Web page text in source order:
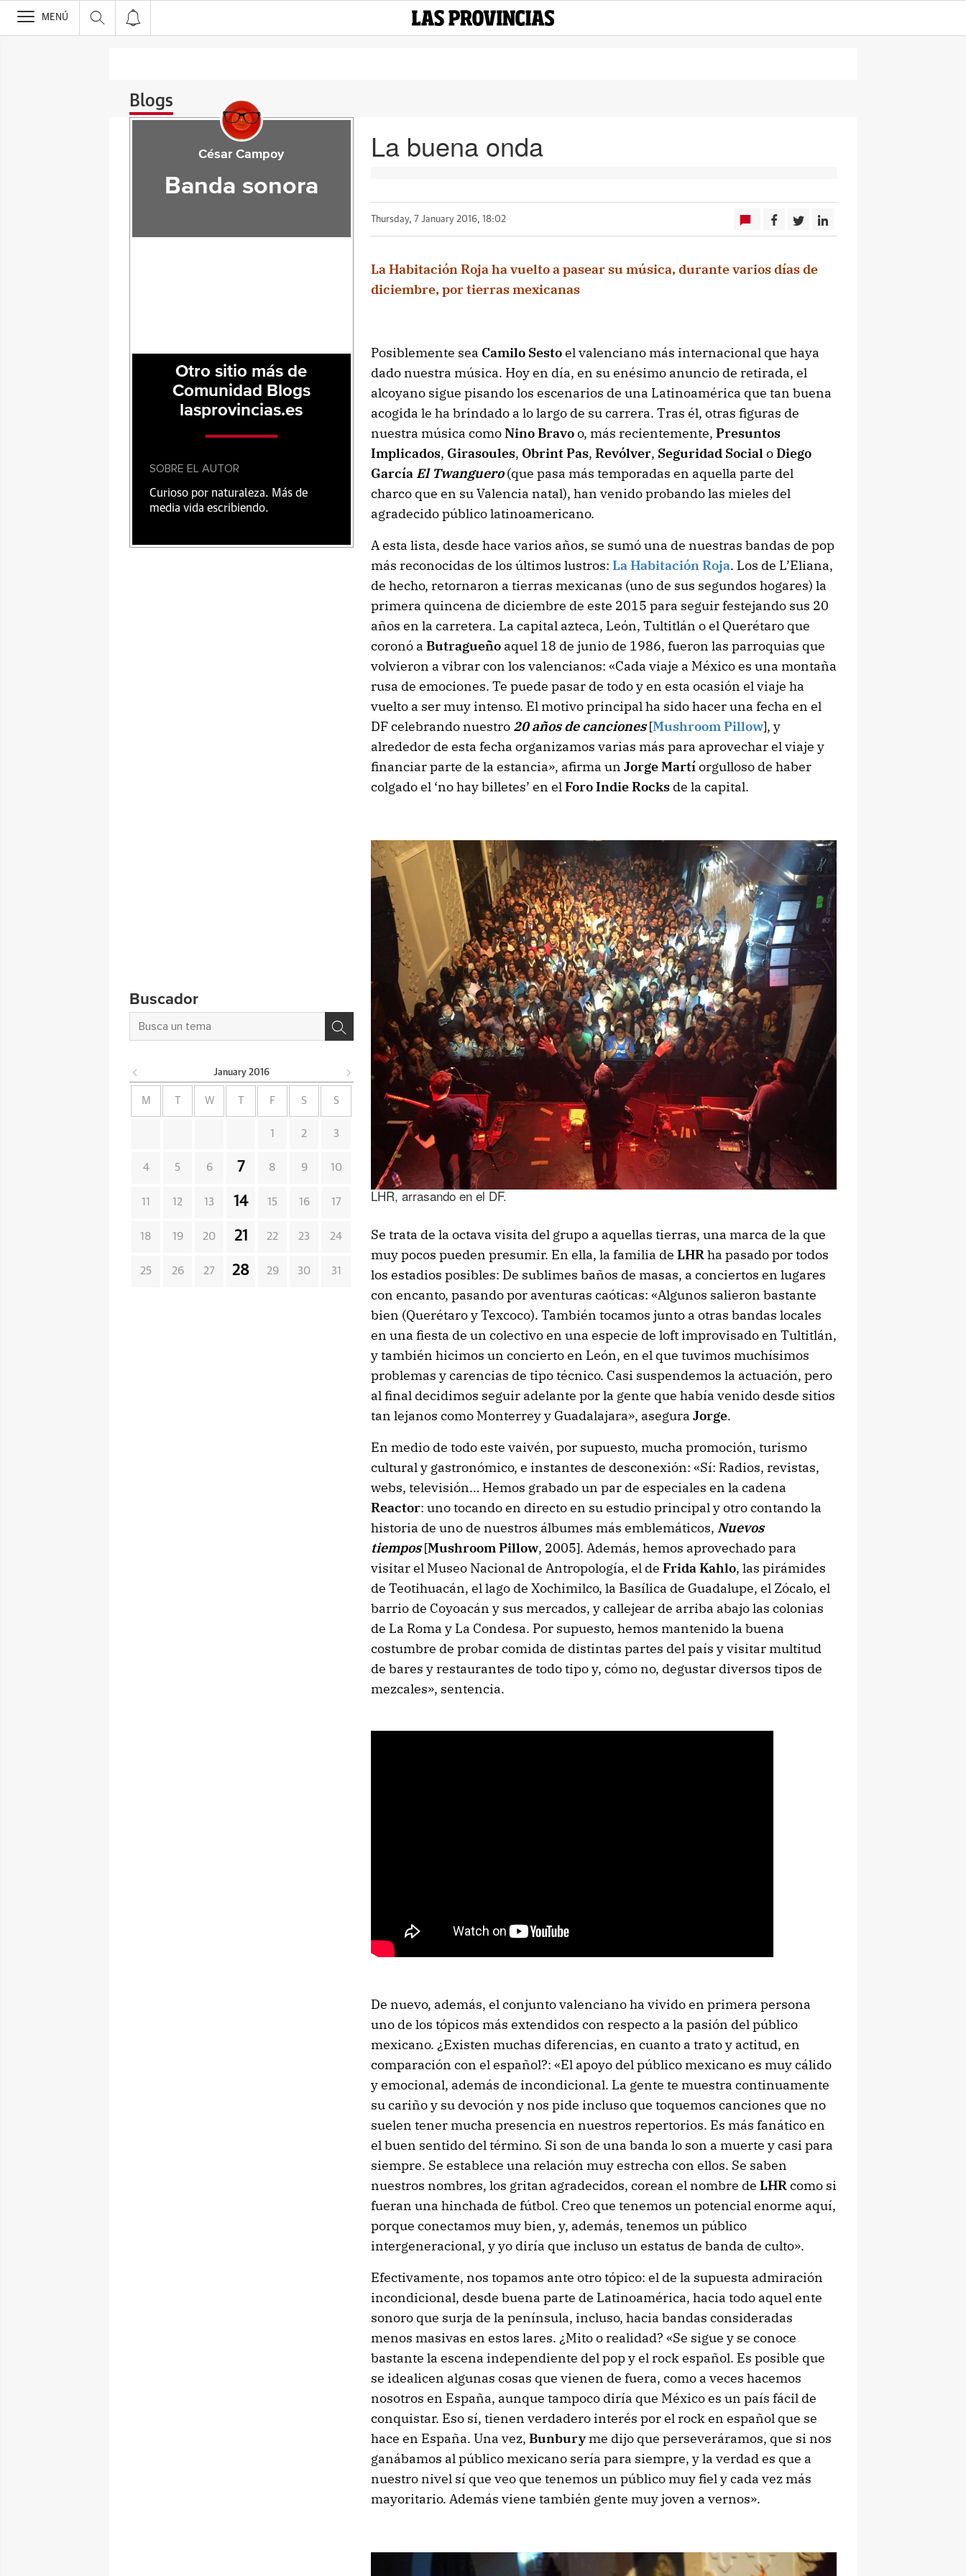
>
MENÚ
Blogs
La buena onda
Thursday, 7 January 2016, 18:02
La Habitación Roja ha vuelto a pasear su música, durante varios días de
diciembre, por tierras mexicanas
Posiblemente sea Camilo Sestoel valenciano más internacional que haya
dado nuestra música. Hoy en día, en su enésimo anuncio de retirada, el
alcoyano sigue pisando los escenarios de una Latinoamérica que tan buena
acogida le ha brindado a lo largo de su carrera. Tras él, otras figuras de
nuestra música comoNino Bravoo, más recientemente, Presuntos
Implicados, Girasoules, Obrint Pas, Revólver, Seguridad SocialoDiego
García El Twanguero(que pasa más temporadas en aquella parte del
charco que en su Valencia natal), han venido probando las mieles del
agradecido público latinoamericano.
A esta lista, desde hace varios años, se sumó una de nuestras bandas de pop
más reconocidas de los últimos lustros: La Habitación Roja. Los de L’Eliana,
de hecho, retornaron a tierras mexicanas (uno de sus segundos hogares) la
primera quincena de diciembre de este 2015 para seguir festejando sus 20
años en la carretera. La capital azteca, León, Tultitlán o el Querétaro que
coronó a Butragueñoaquel 18 de junio de 1986, fueron las parroquias que
volvieron a vibrar con los valencianos: «Cada viaje a México es una montaña
rusa de emociones. Te puede pasar de todo y en esta ocasión el viaje ha
vuelto a ser muy intenso. El motivo principal ha sido hacer una fecha en el
DF celebrando nuestro 20 años de canciones[Mushroom Pillow], y
alrededor de esta fecha organizamos varias más para aprovechar el viaje y
financiar parte de la estancia», afirma un Jorge Martíorgulloso de haber
colgado el ‘no hay billetes’ en elForo Indie Rocksde la capital.
LHR, arrasando en el DF.
Se trata de la octava visita del grupo a aquellas tierras, una marca de la que
muy pocos pueden presumir. En ella, la familia de LHRha pasado por todos
los estadios posibles: De sublimes baños de masas, a conciertos en lugares
con encanto, pasando por aventuras caóticas: «Algunos salieron bastante
bien (Querétaro y Texcoco). También tocamos junto a otras bandas locales
en una fiesta de un colectivo en una especie de loft improvisado en Tultitlán,
y también hicimos un concierto en León, en el que tuvimos muchísimos
problemas y carencias de tipo técnico. Casi suspendemos la actuación, pero
al final decidimos seguir adelante por la gente que había venido desde sitios
tan lejanos como Monterrey y Guadalajara», asegura Jorge.
En medio de todo este vaivén, por supuesto, mucha promoción, turismo
cultural y gastronómico, e instantes de desconexión: «Sí: Radios, revistas,
webs, televisión… Hemos grabado un par de especiales en la cadena
Reactor: uno tocando en directo en su estudio principal y otro contando la
historia de uno de nuestros álbumes más emblemáticos, Nuevos
tiempos[Mushroom Pillow, 2005]. Además, hemos aprovechado para
visitar el Museo Nacional de Antropología, el de Frida Kahlo, las pirámides
de Teotihuacán, el lago de Xochimilco, la Basílica de Guadalupe, el Zócalo, el
barrio de Coyoacán y sus mercados, y callejear de arriba abajo las colonias
de La Roma y La Condesa. Por supuesto, hemos mantenido la buena
costumbre de probar comida de distintas partes del país y visitar multitud
de bares y restaurantes de todo tipo y, cómo no, degustar diversos tipos de
mezcales», sentencia.
De nuevo, además, el conjunto valenciano ha vivido en primera persona
uno de los tópicos más extendidos con respecto a la pasión del público
mexicano. ¿Existen muchas diferencias, en cuanto a trato y actitud, en
comparación con el español?: «El apoyo del público mexicano es muy cálido
y emocional, además de incondicional. La gente te muestra continuamente
su cariño y su devoción y nos pide incluso que toquemos canciones que no
suelen tener mucha presencia en nuestros repertorios. Es más fanático en
el buen sentido del término. Si son de una banda lo son a muerte y casi para
siempre. Se establece una relación muy estrecha con ellos. Se saben
nuestros nombres, los gritan agradecidos, corean el nombre de LHRcomo si
fueran una hinchada de fútbol. Creo que tenemos un potencial enorme aquí,
porque conectamos muy bien, y, además, tenemos un público
intergeneracional, y yo diría que incluso un estatus de banda de culto».
Efectivamente, nos topamos ante otro tópico: el de la supuesta admiración
incondicional, desde buena parte de Latinoamérica, hacia todo aquel ente
sonoro que surja de la península, incluso, hacia bandas consideradas
menos masivas en estos lares. ¿Mito o realidad? «Se sigue y se conoce
bastante la escena independiente del pop y el rock español. Es posible que
se idealicen algunas cosas que vienen de fuera, como a veces hacemos
nosotros en España, aunque tampoco diría que México es un país fácil de
conquistar. Eso sí, tienen verdadero interés por el rock en español que se
hace en España. Una vez, Bunburyme dijo que perseveráramos, que si nos
ganábamos al público mexicano sería para siempre, y la verdad es que a
nuestro nivel sí que veo que tenemos un público muy fiel y cada vez más
mayoritario. Además viene también gente muy joven a vernos».
César Campoy
Banda sonora
Otro sitio más de
Comunidad Blogs
lasprovincias.es
SOBRE EL AUTOR
Curioso por naturaleza. Más de
media vida escribiendo.
Buscador
January 2016
M W F S S
1 2 3
4 5 6 7 8 9 10
11 12 13 14 15 16 17
18 19 20 21 22 23 24
25 26 27 28 29 30 31